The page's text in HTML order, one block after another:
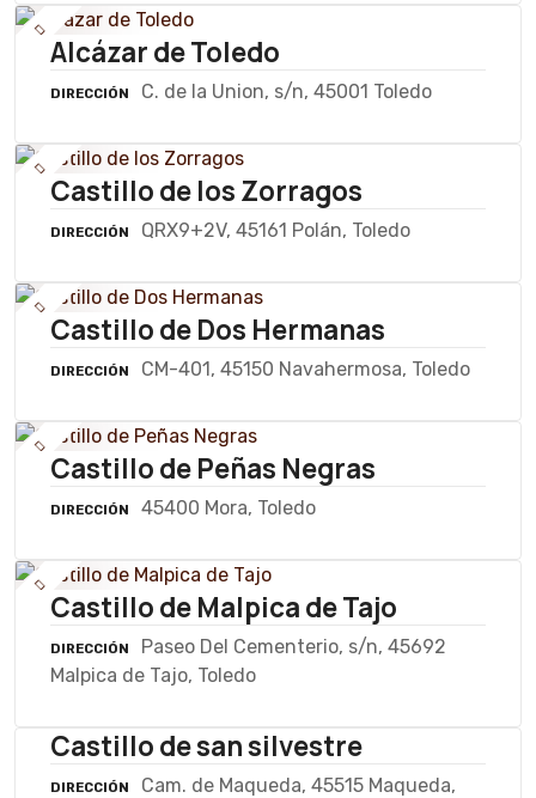
Alcázar de Toledo
DIRECCIÓN C. de la Union, s/n, 45001 Toledo
Castillo de los Zorragos
DIRECCIÓN QRX9+2V, 45161 Polán, Toledo
Castillo de Dos Hermanas
DIRECCIÓN CM-401, 45150 Navahermosa, Toledo
Castillo de Peñas Negras
DIRECCIÓN 45400 Mora, Toledo
Castillo de Malpica de Tajo
DIRECCIÓN
Paseo Del Cementerio, s/n, 45692
Malpica de Tajo, Toledo
Castillo de san silvestre
DIRECCIÓN
Cam. de Maqueda, 45515 Maqueda,